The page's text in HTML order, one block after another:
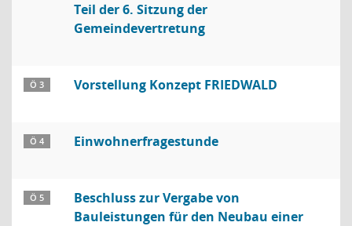
Teil der 6. Sitzung der
Gemeindevertretung
Ö 3 Vorstellung Konzept FRIEDWALD
Ö 4 Einwohnerfragestunde
Ö 5
Beschluss zur Vergabe von
Bauleistungen für den Neubau einer